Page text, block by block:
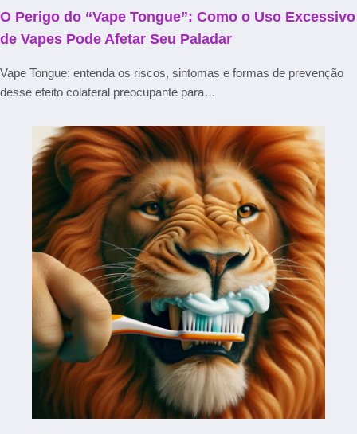
O Perigo do “Vape Tongue”: Como o Uso Excessivo
de Vapes Pode Afetar Seu Paladar
Vape Tongue: entenda os riscos, sintomas e formas de prevenção
desse efeito colateral preocupante para…